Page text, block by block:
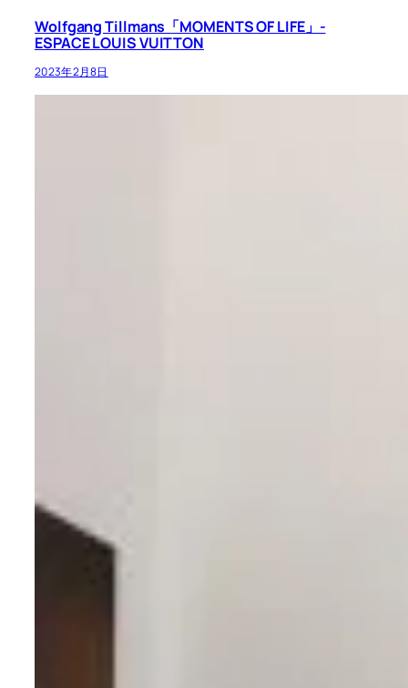
Wolfgang Tillmans「MOMENTS OF LIFE」-
ESPACE LOUIS VUITTON
2023年2月8日